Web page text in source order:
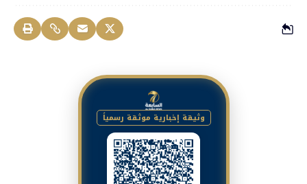
وثيقة إخبارية موثقة رسمياً